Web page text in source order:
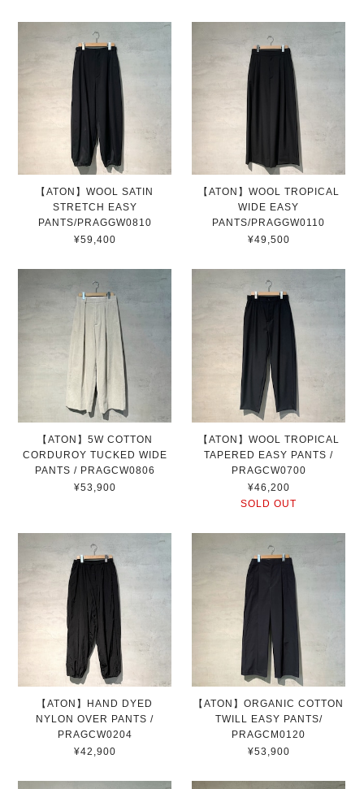
【ATON】WOOL SATIN
STRETCH EASY
PANTS/PRAGGW0810
¥59,400
【ATON】WOOL TROPICAL
WIDE EASY
PANTS/PRAGGW0110
¥49,500
【ATON】5W COTTON
CORDUROY TUCKED WIDE
PANTS / PRAGCW0806
¥53,900
【ATON】WOOL TROPICAL
TAPERED EASY PANTS /
PRAGCW0700
¥46,200
SOLD OUT
【ATON】HAND DYED
NYLON OVER PANTS /
PRAGCW0204
¥42,900
【ATON】ORGANIC COTTON
TWILL EASY PANTS/
PRAGCM0120
¥53,900